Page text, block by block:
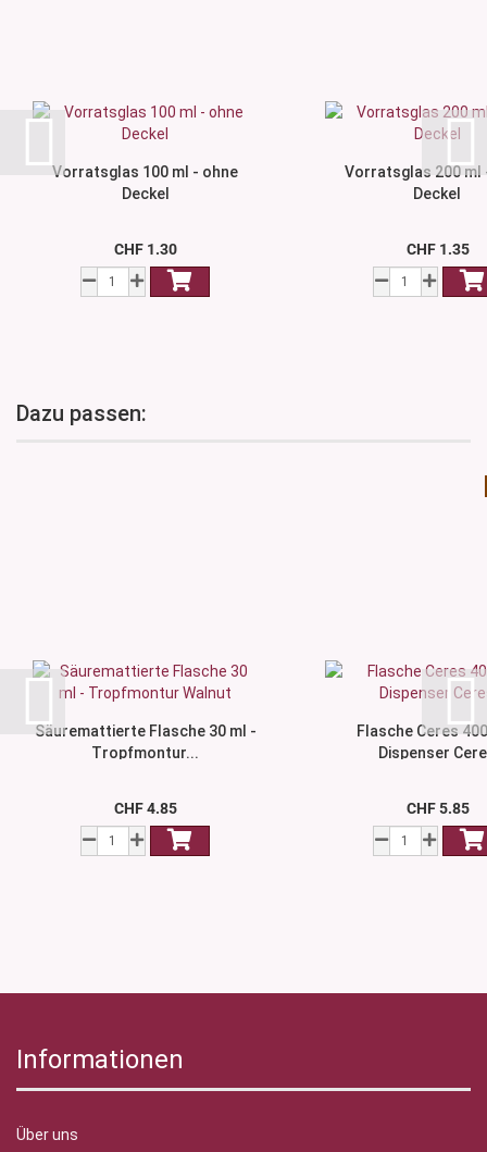
Vorratsglas 100 ml - ohne
Deckel
CHF 1.30
Vorratsglas 200 ml
Deckel
CHF 1.35
Dazu passen:
Säuremattierte Flasche 30 ml -
Tropfmontur...
CHF 4.85
Flasche Ceres
Dispenser
CHF 5.85
Informationen
Über uns